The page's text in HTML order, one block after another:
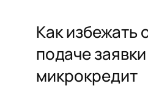
Как избежать
подаче
микрокредит